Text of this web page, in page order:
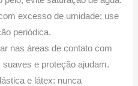
excesso de umidade; use
periódica.
nas áreas de contato com
e proteção ajudam.
e látex: nunca